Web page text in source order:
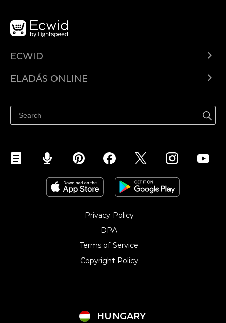
ECWID
Árkalkuláció
ELADÁS ONLINE
Eladás a Facebookon
Eladás Instagramon
Privacy Policy
DPA
Terms of Service
Copyright Policy‎
HUNGARY